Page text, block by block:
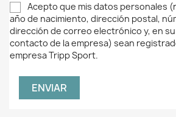
Acepto que mis datos personales
año de nacimiento, dirección postal,
dirección de correo electrónico y, en
contacto de la empresa) sean
empresa Tripp Sport.